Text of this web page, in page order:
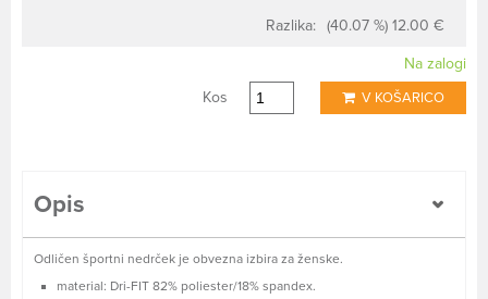
Razlika: (40.07 %) 12.00 €
Na zalogi
Kos
V KOŠARICO
Opis
Odličen športni nedrček je obvezna izbira za ženske.
material: Dri-FIT 82% poliester/18% spandex.